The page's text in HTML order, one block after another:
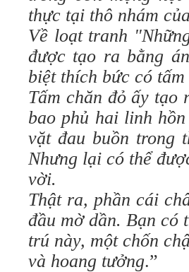
thực tại thô nhám
Về loạt tranh
được tạo ra bằng
biệt thích bức có tấm
Tấm chăn đỏ ấy tạo
bao phủ hai linh
vặt đau buồn trong
Nhưng lại có thể
vời.
Thật ra, phần cái
đầu mờ dần. Bạn có
trú này, một chốn
và hoang tưởng.”